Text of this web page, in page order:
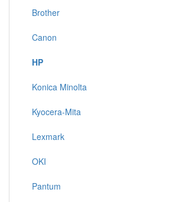
Brother
Canon
HP
Konica Minolta
Kyocera-Mita
Lexmark
OKI
Pantum